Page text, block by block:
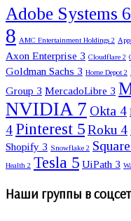
Adobe Systems 6
8 AMC Entertainment Holdings 2
Axon Enterprise 3 Cloudflare 2
Goldman Sachs 3 Home Depot 2
Group 3 MercadoLibre 3
NVIDIA7 Okta 4
4 Pinterest 5Roku 4
Shopify 3 Snowflake 2 Square
Health 2 Tesla 5 UiPath 3
Наши группы в